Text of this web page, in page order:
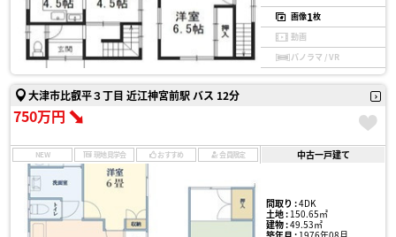
画像1枚
動画
パノラマ / VR
大津市比叡平３丁目 近江神宮前駅 バス 12分
750万円
NEW 現地見学会 おすすめ 会員限定 中古一戸建て
間取り :4DK
土地 :150.65㎡
建物 :49.53㎡